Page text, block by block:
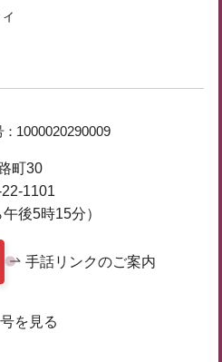
1000020290009
町30
1101
後5時15分）
手話リンクのご案内
を見る